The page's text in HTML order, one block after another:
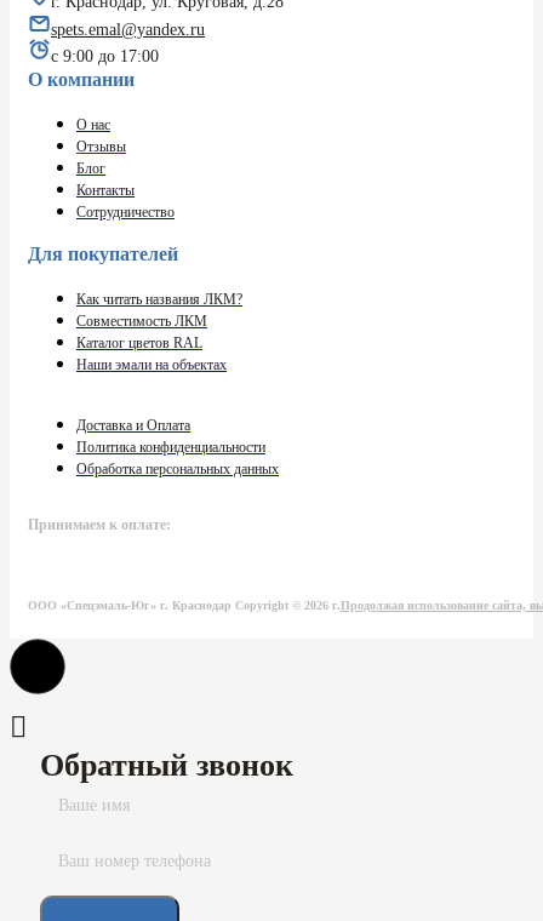
spets.emal@yandex.ru
с 9:00 до 17:00
О компании
О нас
Отзывы
Блог
Контакты
Сотрудничество
Для покупателей
Как читать названия ЛКМ?
Совместимость ЛКМ
Каталог цветов RAL
Наши эмали на объектах
Доставка и Оплата
Политика конфиденциальности
Обработка персональных данных
Принимаем к оплате:
ООО «Спецэмаль-Юг» г. Краснодар Copyright © 2026 г.Продолжая использование сайта,
Обратный звонок